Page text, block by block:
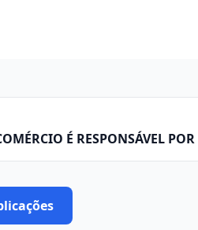
É RESPONSÁVEL POR
POSTOS DE TRABALHO